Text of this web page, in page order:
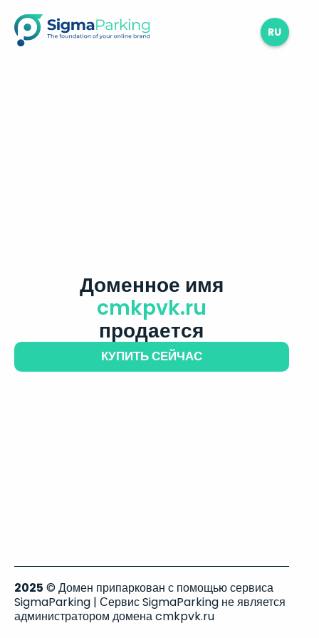
RU
Доменное имя
cmkpvk.ru
продается
КУПИТЬ СЕЙЧАС
2025 © Домен припаркован с помощью сервиса
SigmaParking | Сервис SigmaParking не является
администратором домена cmkpvk.ru